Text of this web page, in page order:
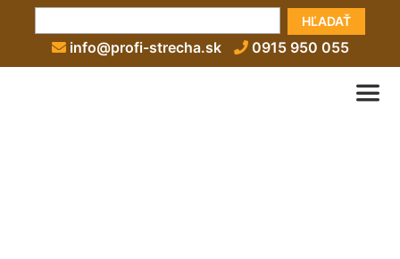
HĽADAŤ
info@profi-strecha.sk 0915 950 055